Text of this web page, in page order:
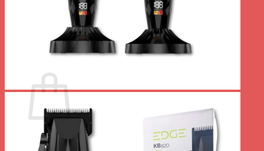
Votre panier est vide.
Retour à la boutique
Votre panier est vide.